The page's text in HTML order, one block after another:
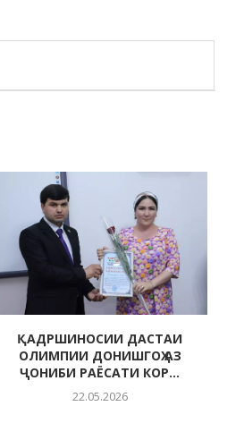
ҚАДРШИНОСИИ ДАСТАИ
ОЛИМПИИ ДОНИШГОҲ АЗ
ҶОНИБИ РАЁСАТИ КОР...
22.05.2026